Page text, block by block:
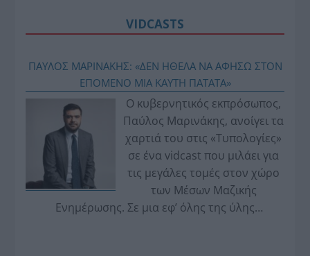
VIDCASTS
ΠΑΥΛΟΣ ΜΑΡΙΝΑΚΗΣ: «ΔΕΝ ΗΘΕΛΑ ΝΑ ΑΦΗΣΩ ΣΤΟΝ
ΕΠΟΜΕΝΟ ΜΙΑ ΚΑΥΤΗ ΠΑΤΑΤΑ»
Ο κυβερνητικός εκπρόσωπος,
Παύλος Μαρινάκης, ανοίγει τα
χαρτιά του στις «Τυπολογίες»
σε ένα vidcast που μιλάει για
τις μεγάλες τομές στον χώρο
των Μέσων Μαζικής
Ενημέρωσης. Σε μια εφ’ όλης της ύλης